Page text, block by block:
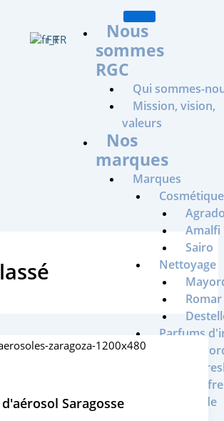
FR
Nous
sommes
RGC
Qui sommes-
Mission, vision,
valeurs
Nos
marques
Marques
Amalfi
Sairo
Nettoyage
Romar
Parfums
Insecticide
Saragosse